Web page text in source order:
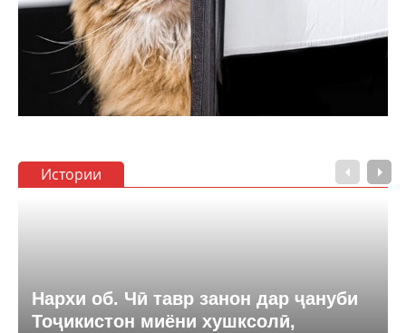
Истории
Нархи об. Чӣ тавр занон дар ҷануби
Тоҷикистон миёни хушксолӣ,